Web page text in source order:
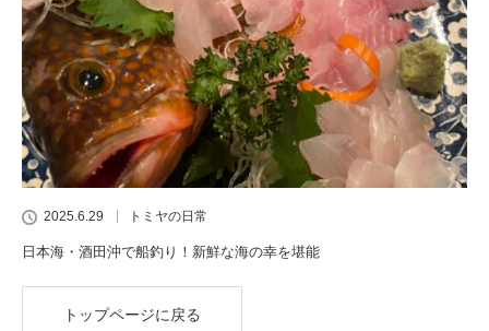
2025.6.29 トミヤの日常
日本海・酒田沖で船釣り！新鮮な海の幸を堪能
トップページに戻る